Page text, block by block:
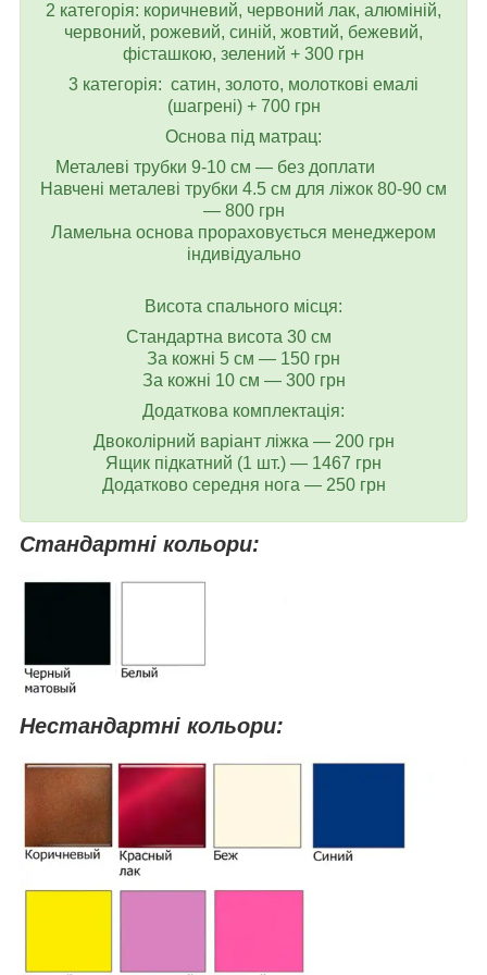
2 категорія: коричневий, червоний лак, алюміній,
червоний, рожевий, синій, жовтий, бежевий,
фісташкою, зелений + 300 грн
3 категорія: сатин, золото, молоткові емалі
(шагрені) + 700 грн
Основа під матрац:
Металеві трубки 9-10 см — без доплати
Навчені металеві трубки 4.5 см для ліжок 80-90 см
— 800 грн
Ламельна основа прораховується менеджером
індивідуально
Висота спального місця:
Стандартна висота 30 см
За кожні 5 см — 150 грн
За кожні 10 см — 300 грн
Додаткова комплектація:
Двоколірний варіант ліжка — 200 грн
Ящик підкатний (1 шт.) — 1467 грн
Додатково середня нога — 250 грн
Стандартні кольори:
Нестандартні кольори: